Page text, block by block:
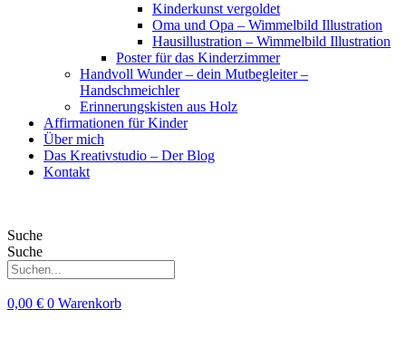
Kinderkunst vergoldet
Oma und Opa – Wimmelbild Illustration
Hausillustration – Wimmelbild Illustration
Poster für das Kinderzimmer
Handvoll Wunder – dein Mutbegleiter –
Handschmeichler
Erinnerungskisten aus Holz
Affirmationen für Kinder
Über mich
Das Kreativstudio – Der Blog
Kontakt
Suche
Suche
0,00 € 0 Warenkorb